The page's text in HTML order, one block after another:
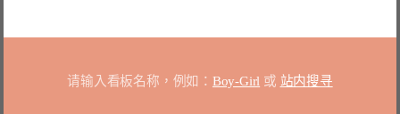
请输入看板名称，例如： Boy-Girl 或 站内搜寻